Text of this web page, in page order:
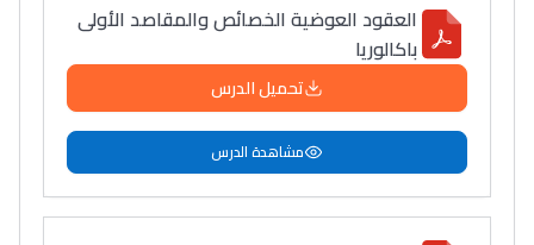
العقود العوضیة الخصائص والمقاصد الأولى
باكالوريا
تحميل الدرس
مشاهدة الدرس